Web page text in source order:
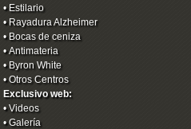
•Estilario
•Rayadura Alzheimer
•Bocas de ceniza
•Antimateria
•Byron White
•Otros Centros
Exclusivo web:
•Videos
•Galería